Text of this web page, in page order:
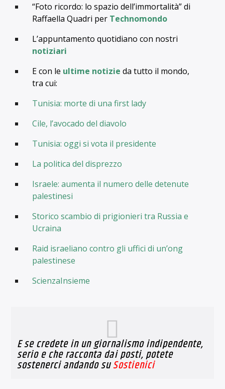
“Foto ricordo: lo spazio dell’immortalità” di
Raffaella Quadri per Technomondo
L’appuntamento quotidiano con nostri
notiziari
E con le ultime notizie da tutto il mondo,
tra cui:
Tunisia: morte di una first lady
Cile, l’avocado del diavolo
Tunisia: oggi si vota il presidente
La politica del disprezzo
Israele: aumenta il numero delle detenute
palestinesi
Storico scambio di prigionieri tra Russia e
Ucraina
Raid israeliano contro gli uffici di un’ong
palestinese
ScienzaInsieme
E se credete in un giornalismo indipendente,
serio e che racconta dai posti, potete
sostenerci andando suSostienici